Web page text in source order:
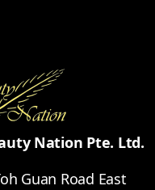
Nation Pte. Ltd.
Guan Road East